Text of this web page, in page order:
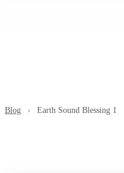
Blog › Earth Sound Blessing 1